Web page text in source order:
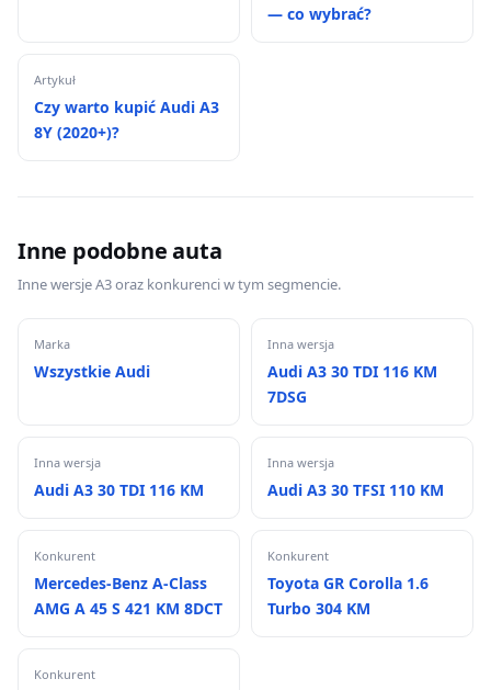
— co wybrać?
Artykuł
Czy warto kupić Audi A3
8Y (2020+)?
Inne podobne auta
Inne wersje A3 oraz konkurenci w tym segmencie.
Marka
Wszystkie Audi
Inna wersja
Audi A3 30 TDI 116 KM
7DSG
Inna wersja
Audi A3 30 TDI 116 KM
Inna wersja
Audi A3 30 TFSI 110 KM
Konkurent
Mercedes-Benz A-Class
AMG A 45 S 421 KM 8DCT
Konkurent
Toyota GR Corolla 1.6
Turbo 304 KM
Konkurent